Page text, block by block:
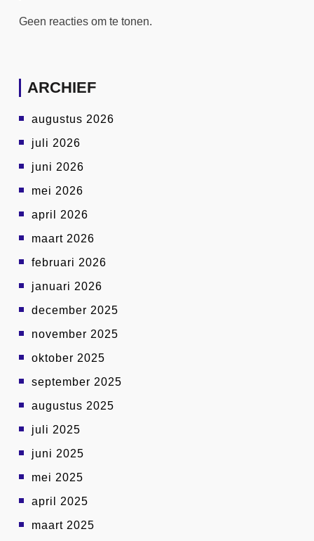
Geen reacties om te tonen.
ARCHIEF
augustus 2026
juli 2026
juni 2026
mei 2026
april 2026
maart 2026
februari 2026
januari 2026
december 2025
november 2025
oktober 2025
september 2025
augustus 2025
juli 2025
juni 2025
mei 2025
april 2025
maart 2025